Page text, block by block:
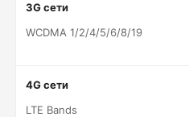
3G сети
WCDMA 1/2/4/5/6/8/19
4G сети
LTE Bands